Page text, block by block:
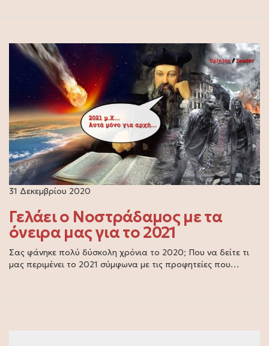
31 Δεκεμβρίου 2020
Γελάει ο Νοστράδαμος με τα
όνειρα μας για το 2021
Σας φάνηκε πολύ δύσκολη χρόνια το 2020; Που να δείτε τι
μας περιμένει το 2021 σύμφωνα με τις προφητείες που…